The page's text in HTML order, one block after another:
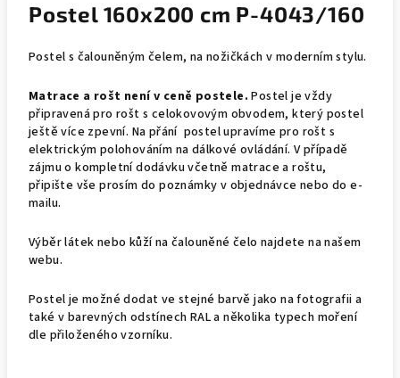
Postel 160x200 cm P-4043/160
Postel s čalouněným čelem, na nožičkách v moderním stylu.
Matrace a rošt není v ceně postele. Postel je vždy
připravená pro rošt s celokovovým obvodem, který postel
ještě více zpevní. Na přání postel upravíme pro rošt s
elektrickým polohováním na dálkové ovládání. V případě
zájmu o kompletní dodávku včetně matrace a roštu,
připište vše prosím do poznámky v objednávce nebo do e-
mailu.
Výběr látek nebo kůží na čalouněné čelo najdete na našem
webu.
Postel je možné dodat ve stejné barvě jako na fotografii a
také v barevných odstínech RAL a několika typech moření
dle přiloženého vzorníku.